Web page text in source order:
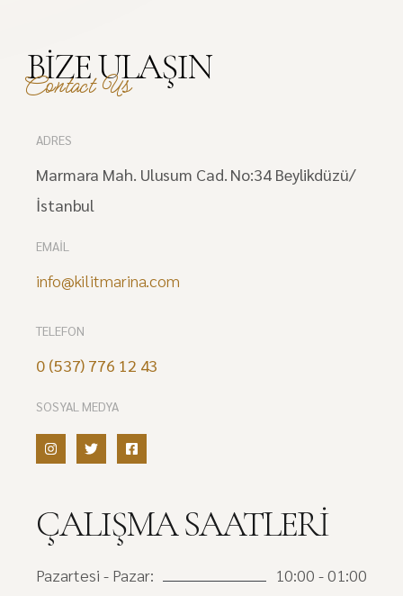
BIZE ULAŞIN
Contact Us
ADRES
Marmara Mah. Ulusum Cad. No:34 Beylikdüzü/
İstanbul
EMAIL
info@kilitmarina.com
TELEFON
0 (537) 776 12 43
SOSYAL MEDYA
ÇALIŞMA SAATLERI
Pazartesi - Pazar:
10:00 - 01:00